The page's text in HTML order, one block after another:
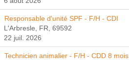
Responsable d'unité SPF - F/H - CDI
L'Arbresle, FR, 69592
22 juil. 2026
Technicien animalier - F/H - CDD 8 mois